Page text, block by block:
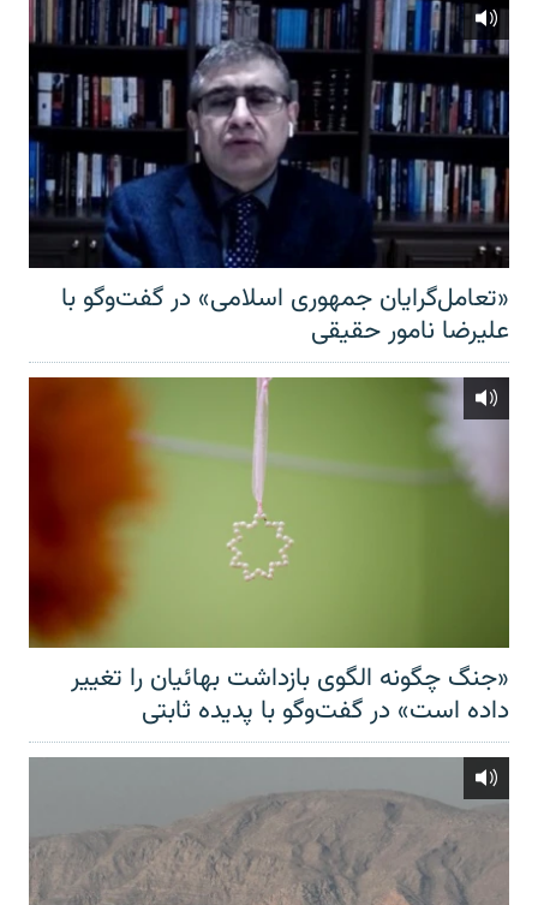
«تعامل‌گرایان جمهوری اسلامی» در گفت‌وگو با
علیرضا نامور حقیقی
«جنگ چگونه الگوی بازداشت بهائیان را تغییر
داده است» در گفت‌وگو با پدیده ثابتی